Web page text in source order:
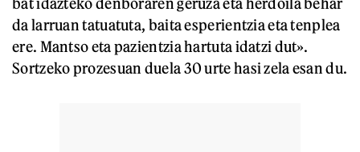
da larruan tatuatuta, baita esperientzia eta tenplea
ere. Mantso eta pazientzia hartuta idatzi dut».
Sortzeko prozesuan duela 30 urte hasi zela esan du.